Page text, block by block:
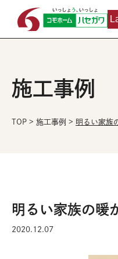
施工事例
TOP > 施工事例 > 明るい家族
明るい家族の暖
2020.12.07